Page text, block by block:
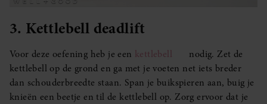
3. Kettlebell deadlift
Voor deze oefening heb je een kettlebell
nodig. Zet de
kettlebell op de grond en ga met je voeten net iets breder
dan schouderbreedte staan. Span je buikspieren aan, buig je
knieën een beetje en til de kettlebell op. Zorg ervoor dat je